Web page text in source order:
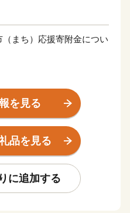
まち）応援寄附金につい
し上げております。
感じていただけると幸い
方に限らせていただきま
を見る
品を見る
に追加する